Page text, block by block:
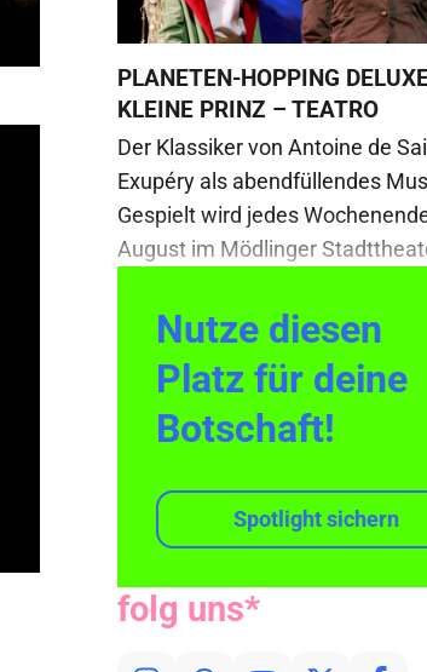
PLANETEN-HOPPING
KLEINE PRINZ – TEATRO
Der Klassiker von Antoine de
Exupéry als abendfüllendes
Gespielt wird jedes
August im Mödlinger
Nutze diesen
Platz für deine
Botschaft!
Spotlight sichern
folg uns*